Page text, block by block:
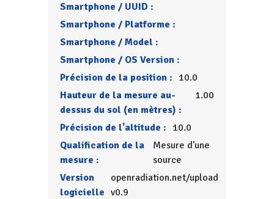
Smartphone / UUID :
Smartphone / Platforme :
Smartphone / Model :
Smartphone / OS Version :
Précision de la position : 10.0
Hauteur de la mesure au-
dessus du sol (en mètres) :
1.00
Précision de l'altitude : 10.0
Qualification de la
mesure :
Mesure d'une
source
Version
logicielle
openradiation.net/upload
v0.9